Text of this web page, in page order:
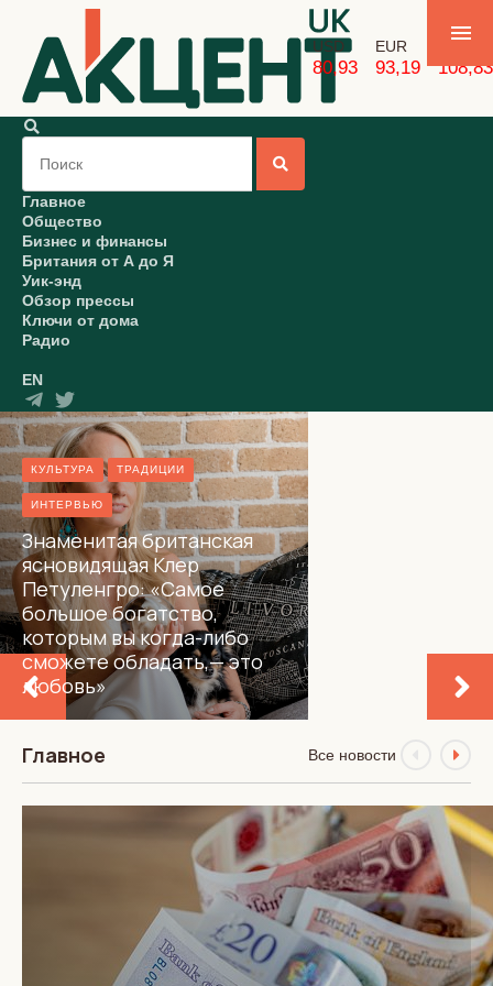
USD
80,93
EUR
93,19 108,83
Главное
Общество
Бизнес и финансы
Британия от А до Я
Уик-энд
Обзор прессы
Ключи от дома
Радио
EN
КУЛЬТУРА ТРАДИЦИИ
ИНТЕРВЬЮ
Знаменитая британская
ясновидящая Клер
Петуленгро: «Самое
большое богатство,
которым вы когда-либо
сможете обладать,— это
любовь»
из Пакистана арестовали
в Британии по подозрению
в груминге. Это
не помешало его
Главное Все новости